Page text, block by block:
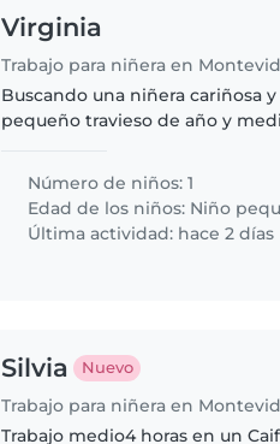
Virginia
Trabajo para niñera en
Buscando una niñera cariñosa
pequeño travieso de año y
pocitos.
Número de niños: 1
Edad de los niños: Niño
Última actividad: hace 2 días
Silvia Nuevo
Trabajo para niñera en
Trabajo medio4 horas en un